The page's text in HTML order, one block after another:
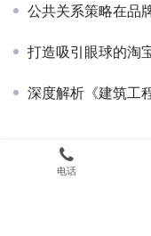
公共关系策略在品牌塑造中的应
打造吸引眼球的淘宝店铺简介：撰
深度解析《建筑工
Copyright © 2024 搜遇科
电话